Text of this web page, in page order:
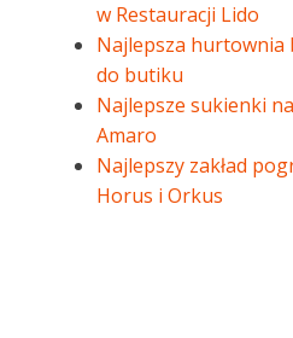
w Restauracji Lido
Najlepsza
do butiku
Najlepsze sukienki
Amaro
Najlepszy zakład
Horus i Orkus